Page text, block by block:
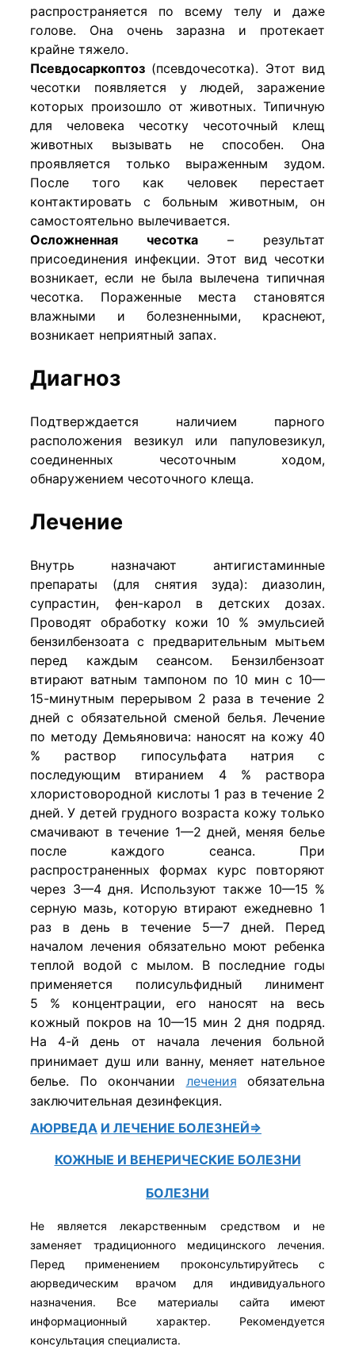
распространяется по всему телу и даже
голове. Она очень заразна и протекает
крайне тяжело.
Псевдосаркоптоз (псевдочесотка). Этот вид
чесотки появляется у людей, заражение
которых произошло от животных. Типичную
для человека чесотку чесоточный клещ
животных вызывать не способен. Она
проявляется только выраженным зудом.
После того как человек перестает
контактировать с больным животным, он
самостоятельно вылечивается.
Осложненная чесотка – результат
присоединения инфекции. Этот вид чесотки
возникает, если не была вылечена типичная
чесотка. Пораженные места становятся
влажными и болезненными, краснеют,
возникает неприятный запах.
Диагноз
Подтверждается наличием парного
расположения везикул или папуловезикул,
соединенных чесоточным ходом,
обнаружением чесоточного клеща.
Лечение
Внутрь назначают антигистаминные
препараты (для снятия зуда): диазолин,
супрастин, фен-карол в детских дозах.
Проводят обработку кожи 10 % эмульсией
бензилбензоата с предварительным мытьем
перед каждым сеансом. Бензилбензоат
втирают ватным тампоном по 10 мин с 10—
15-минутным перерывом 2 раза в течение 2
дней с обязательной сменой белья. Лечение
по методу Демьяновича: наносят на кожу 40
% раствор гипосульфата натрия с
последующим втиранием 4 % раствора
хлористовородной кислоты 1 раз в течение 2
дней. У детей грудного возраста кожу только
смачивают в течение 1—2 дней, меняя белье
после каждого сеанса. При
распространенных формах курс повторяют
через 3—4 дня. Используют также 10—15 %
серную мазь, которую втирают ежедневно 1
раз в день в течение 5—7 дней. Перед
началом лечения обязательно моют ребенка
теплой водой с мылом. В последние годы
применяется полисульфидный линимент
5 % концентрации, его наносят на весь
кожный покров на 10—15 мин 2 дня подряд.
На 4-й день от начала лечения больной
принимает душ или ванну, меняет нательное
белье. По окончании лечения обязательна
заключительная дезинфекция.
АЮРВЕДА И ЛЕЧЕНИЕ БОЛЕЗНЕЙ⇒
КОЖНЫЕ И ВЕНЕРИЧЕСКИЕ БОЛЕЗНИ
БОЛЕЗНИ
Не является лекарственным средством и не
заменяет традиционного медицинского лечения.
Перед применением проконсультируйтесь с
аюрведическим врачом для индивидуального
назначения. Все материалы сайта имеют
информационный характер. Рекомендуется
консультация специалиста.